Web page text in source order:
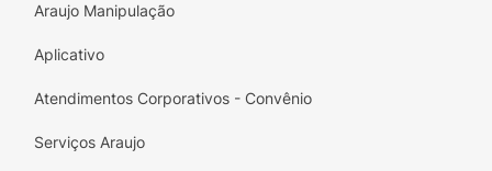
Araujo Manipulação
Aplicativo
Atendimentos Corporativos - Convênio
Serviços Araujo